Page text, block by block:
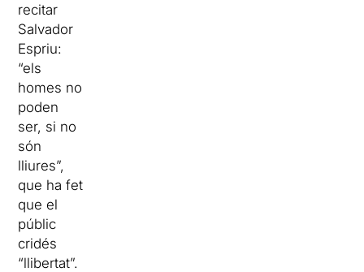
recitar
Salvador
Espriu:
“els
homes no
poden
ser, si no
són
lliures”,
que ha fet
que el
públic
cridés
“llibertat”.